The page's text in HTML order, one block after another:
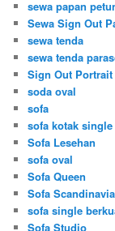
sewa papan
Sewa Sign Out
sewa tenda
sewa tenda
Sign Out Portrait
soda oval
sofa
sofa kotak single
Sofa Lesehan
sofa oval
Sofa Queen
Sofa
sofa single
Sofa Studio